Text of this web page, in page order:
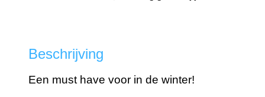
Beschrijving
Een must have voor in de winter!